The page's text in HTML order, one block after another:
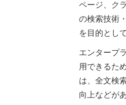
ページ、ク
の検索技術
を目的とし
エンタープ
用できるた
は、全文検
向上などが